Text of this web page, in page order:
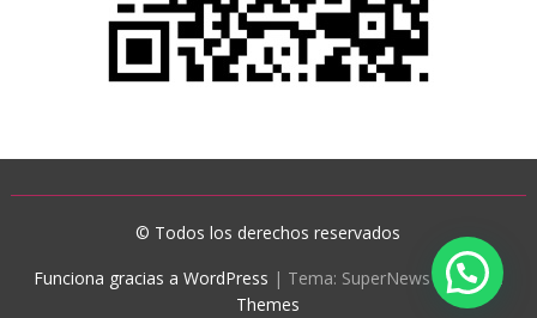
© Todos los derechos reservados
Funciona gracias a WordPress | Tema: SuperNews deAcme
Themes